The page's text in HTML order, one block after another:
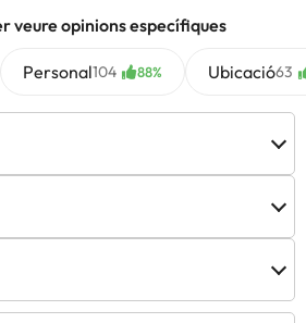
veure opinions específiques
Personal104 88% Ubicació63